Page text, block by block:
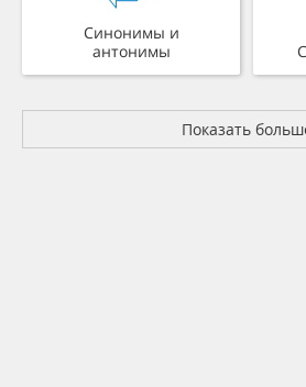
Синонимы и
антонимы
Показать